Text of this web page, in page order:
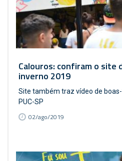
Calouros: confiram o site
inverno 2019
Site também traz vídeo de
PUC-SP
02/ago/2019